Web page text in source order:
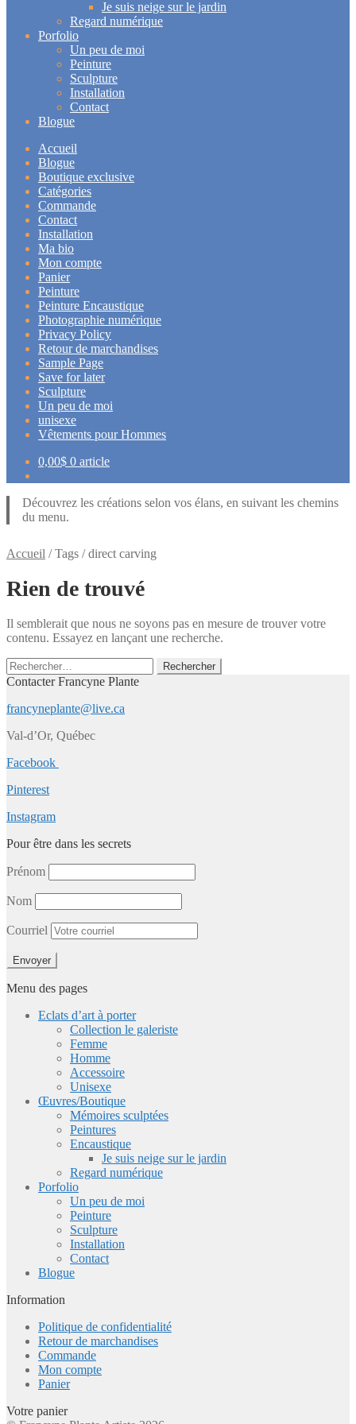
Je suis neige sur le jardin
Regard numérique
Porfolio
Un peu de moi
Peinture
Sculpture
Installation
Contact
Blogue
Accueil
Blogue
Boutique exclusive
Catégories
Commande
Contact
Installation
Ma bio
Mon compte
Panier
Peinture
Peinture Encaustique
Photographie numérique
Privacy Policy
Retour de marchandises
Sample Page
Save for later
Sculpture
Un peu de moi
unisexe
Vêtements pour Hommes
0,00$ 0 article
Découvrez les créations selon vos élans, en suivant les chemins
du menu.
Accueil /Tags /direct carving
Rien de trouvé
Il semblerait que nous ne soyons pas en mesure de trouver votre
contenu. Essayez en lançant une recherche.
Rechercher :
Contacter Francyne Plante
francyneplante@live.ca
Val-d’Or, Québec
Facebook
Pinterest
Instagram
Pour être dans les secrets
Prénom
Nom
Courriel
Menu des pages
Eclats d’art à porter
Collection le galeriste
Femme
Homme
Accessoire
Unisexe
Œuvres/Boutique
Mémoires sculptées
Peintures
Encaustique
Je suis neige sur le jardin
Regard numérique
Porfolio
Un peu de moi
Peinture
Sculpture
Installation
Contact
Blogue
Information
Politique de confidentialité
Retour de marchandises
Commande
Mon compte
Panier
Votre panier